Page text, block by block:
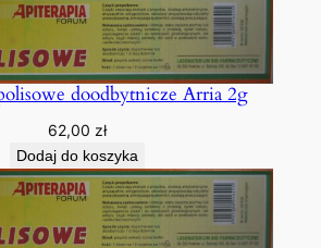
doodbytnicze Arria 2g
62,00 zł
Dodaj do koszyka